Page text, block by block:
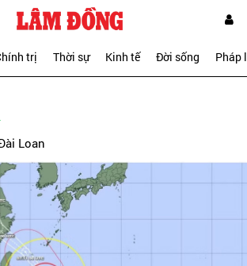
trị Thời sự Kinh tế Đời sống Pháp
Loan